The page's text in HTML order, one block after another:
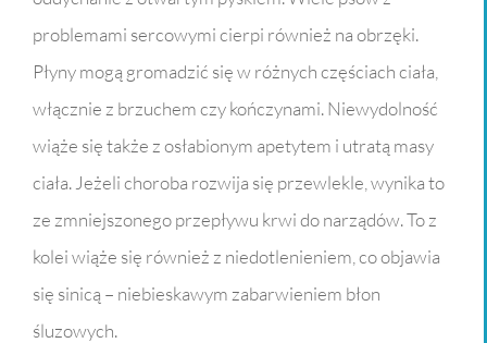
problemami sercowymi cierpi również na obrzęki.
Płyny mogą gromadzić się w różnych częściach ciała,
włącznie z brzuchem czy kończynami. Niewydolność
wiąże się także z osłabionym apetytem i utratą masy
ciała. Jeżeli choroba rozwija się przewlekle, wynika to
ze zmniejszonego przepływu krwi do narządów. To z
kolei wiąże się również z niedotlenieniem, co objawia
się sinicą – niebieskawym zabarwieniem błon
śluzowych.